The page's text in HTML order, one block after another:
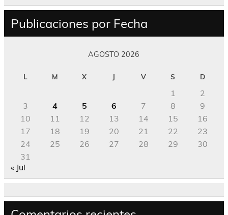
Publicaciones por Fecha
AGOSTO 2026
L M X J V S D
1
2
3
4 5 6 7 8
9
10
11 12 13 14 15
16
17
18 19 20 21 22
23
24
25 26 27 28 29
30
31
« Jul